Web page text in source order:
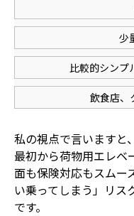
少
比較的シンプ
飲食店、
私の視点で言いますと
最初から荷物用エレベ
面も保険対応もスムー
い乗ってしまう」リス
です。